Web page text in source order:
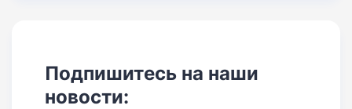
Подпишитесь на наши
новости: